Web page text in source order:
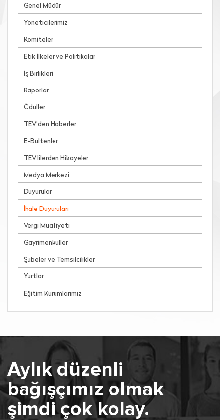
Genel Müdür
Yöneticilerimiz
Komiteler
Etik İlkeler ve Politikalar
İş Birlikleri
Raporlar
Ödüller
TEV’den Haberler
E-Bültenler
TEV'lilerden Hikayeler
Medya Merkezi
Duyurular
İhale Duyuruları
Vergi Muafiyeti
Gayrimenkuller
Şubeler ve Temsilcilikler
Yurtlar
Eğitim Kurumlarımız
Aylık düzenli
bağışçımız olmak
şimdi çok kolay.